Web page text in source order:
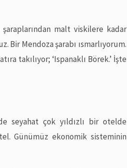
şaraplarından malt viskilere kadar
Bir Mendoza şarabı ısmarlıyorum.
takılıyor; ‘Ispanaklı Börek.’ İşte
seyahat çok yıldızlı bir otelde
Günümüz ekonomik sisteminin